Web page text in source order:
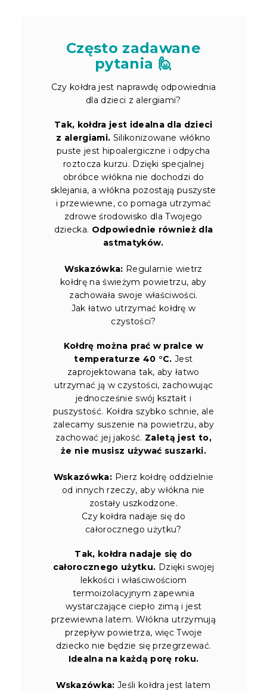
Często zadawane
pytania 🙋
Czy kołdra jest naprawdę odpowiednia
dla dzieci z alergiami?
Tak, kołdra jest idealna dla dzieci
z alergiami. Silikonizowane włókno
puste jest hipoalergiczne i odpycha
roztocza kurzu. Dzięki specjalnej
obróbce włókna nie dochodzi do
sklejania, a włókna pozostają puszyste
i przewiewne, co pomaga utrzymać
zdrowe środowisko dla Twojego
dziecka. Odpowiednie również dla
astmatyków.
Wskazówka: Regularnie wietrz
kołdrę na świeżym powietrzu, aby
zachowała swoje właściwości.
Jak łatwo utrzymać kołdrę w
czystości?
Kołdrę można prać w pralce w
temperaturze 40 °C. Jest
zaprojektowana tak, aby łatwo
utrzymać ją w czystości, zachowując
jednocześnie swój kształt i
puszystość. Kołdra szybko schnie, ale
zalecamy suszenie na powietrzu, aby
zachować jej jakość. Zaletą jest to,
że nie musisz używać suszarki.
Wskazówka: Pierz kołdrę oddzielnie
od innych rzeczy, aby włókna nie
zostały uszkodzone.
Czy kołdra nadaje się do
całorocznego użytku?
Tak, kołdra nadaje się do
całorocznego użytku. Dzięki swojej
lekkości i właściwościom
termoizolacyjnym zapewnia
wystarczające ciepło zimą i jest
przewiewna latem. Włókna utrzymują
przepływ powietrza, więc Twoje
dziecko nie będzie się przegrzewać.
Idealna na każdą porę roku.
Wskazówka: Jeśli kołdra jest latem